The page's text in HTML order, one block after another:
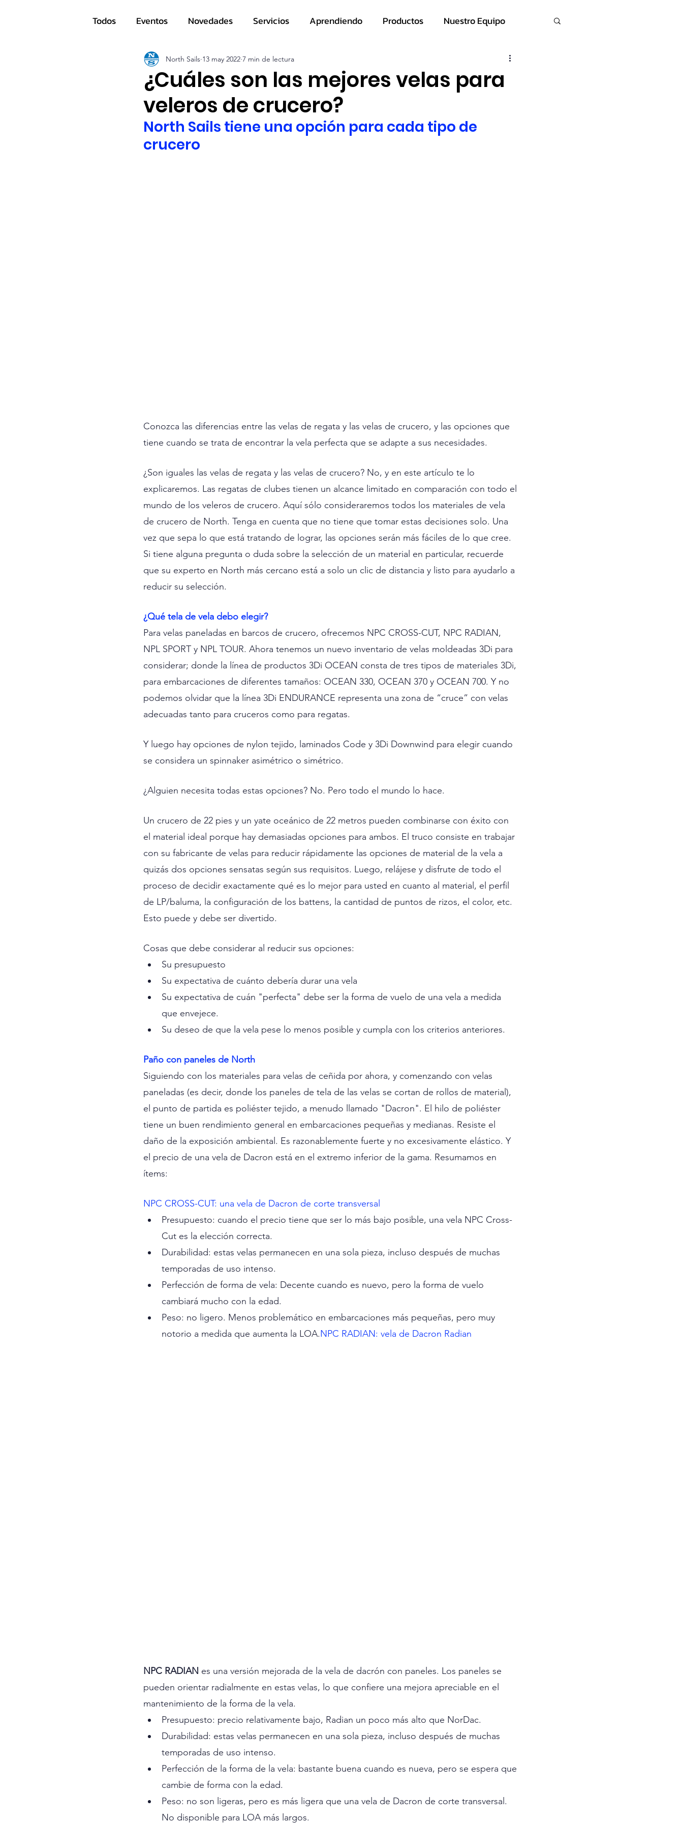
Todos Eventos Novedades Servicios Aprendiendo Productos Nuestro Equipo
Navegantes
¿Cuáles son las mejores velas para
veleros de crucero?
North Sails 13 may 2022 7 min de lectura
North Sails tiene una opción para cada tipo de
crucero
Conozca las diferencias entre las velas de regata y las velas de crucero, y las opciones que
tiene cuando se trata de encontrar la vela perfecta que se adapte a sus necesidades.
¿Son iguales las velas de regata y las velas de crucero? No, y en este artículo te lo
explicaremos. Las regatas de clubes tienen un alcance limitado en comparación con todo el
mundo de los veleros de crucero. Aquí sólo consideraremos todos los materiales de vela
de crucero de North. Tenga en cuenta que no tiene que tomar estas decisiones solo. Una
vez que sepa lo que está tratando de lograr, las opciones serán más fáciles de lo que cree.
Si tiene alguna pregunta o duda sobre la selección de un material en particular, recuerde
que su experto en North más cercano está a solo un clic de distancia y listo para ayudarlo a
reducir su selección.
¿Qué tela de vela debo elegir?
Para velas paneladas en barcos de crucero, ofrecemos NPC CROSS-CUT, NPC RADIAN,
NPL SPORT y NPL TOUR. Ahora tenemos un nuevo inventario de velas moldeadas 3Di para
considerar; donde la línea de productos 3Di OCEAN consta de tres tipos de materiales 3Di,
para embarcaciones de diferentes tamaños: OCEAN 330, OCEAN 370 y OCEAN 700. Y no
podemos olvidar que la línea 3Di ENDURANCE representa una zona de “cruce” con velas
adecuadas tanto para cruceros como para regatas.
Y luego hay opciones de nylon tejido, laminados Code y 3Di Downwind para elegir cuando
se considera un spinnaker asimétrico o simétrico.
¿Alguien necesita todas estas opciones? No. Pero todo el mundo lo hace.
Un crucero de 22 pies y un yate oceánico de 22 metros pueden combinarse con éxito con
el material ideal porque hay demasiadas opciones para ambos. El truco consiste en trabajar
con su fabricante de velas para reducir rápidamente las opciones de material de la vela a
quizás dos opciones sensatas según sus requisitos. Luego, relájese y disfrute de todo el
proceso de decidir exactamente qué es lo mejor para usted en cuanto al material, el perfil
de LP/baluma, la configuración de los battens, la cantidad de puntos de rizos, el color, etc.
Esto puede y debe ser divertido.
Cosas que debe considerar al reducir sus opciones:
Su presupuesto
Su expectativa de cuánto debería durar una vela
Su expectativa de cuán "perfecta" debe ser la forma de vuelo de una vela a medida
que envejece.
Su deseo de que la vela pese lo menos posible y cumpla con los criterios anteriores.
Paño con paneles de North
Siguiendo con los materiales para velas de ceñida por ahora, y comenzando con velas
paneladas (es decir, donde los paneles de tela de las velas se cortan de rollos de material),
el punto de partida es poliéster tejido, a menudo llamado "Dacron". El hilo de poliéster
tiene un buen rendimiento general en embarcaciones pequeñas y medianas. Resiste el
daño de la exposición ambiental. Es razonablemente fuerte y no excesivamente elástico. Y
el precio de una vela de Dacron está en el extremo inferior de la gama. Resumamos en
ítems:
NPC CROSS-CUT: una vela de Dacron de corte transversal
Presupuesto: cuando el precio tiene que ser lo más bajo posible, una vela NPC Cross-
Cut es la elección correcta.
Durabilidad: estas velas permanecen en una sola pieza, incluso después de muchas
temporadas de uso intenso.
Perfección de forma de vela: Decente cuando es nuevo, pero la forma de vuelo
cambiará mucho con la edad.
Peso: no ligero. Menos problemático en embarcaciones más pequeñas, pero muy
notorio a medida que aumenta la LOA.NPC RADIAN: vela de Dacron Radian
NPC RADIAN es una versión mejorada de la vela de dacrón con paneles. Los paneles se
pueden orientar radialmente en estas velas, lo que confiere una mejora apreciable en el
mantenimiento de la forma de la vela.
Presupuesto: precio relativamente bajo, Radian un poco más alto que NorDac.
Durabilidad: estas velas permanecen en una sola pieza, incluso después de muchas
temporadas de uso intenso.
Perfección de la forma de la vela: bastante buena cuando es nueva, pero se espera que
cambie de forma con la edad.
Peso: no son ligeras, pero es más ligera que una vela de Dacron de corte transversal.
No disponible para LOA más largos.